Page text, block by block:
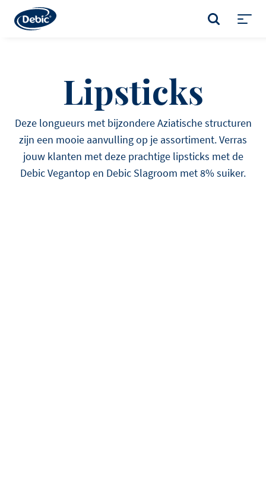
main
ZOEKEN
Lipsticks
Deze longueurs met bijzondere Aziatische structuren
zijn een mooie aanvulling op je assortiment. Verras
jouw klanten met deze prachtige lipsticks met de
Debic Vegantop en Debic Slagroom met 8% suiker.